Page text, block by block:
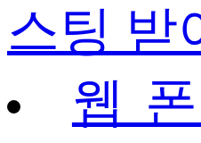
스팅 받
웹